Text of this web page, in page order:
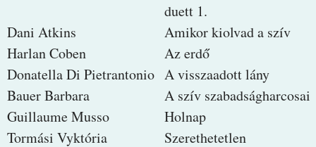
duett 1.
Dani Atkins
Amikor kiolvad a szív
Harlan Coben
Az erdő
Donatella Di Pietrantonio A visszaadott lány
Bauer Barbara
A szív szabadságharcosai
Guillaume Musso
Holnap
Tormási Vyktória
Szerethetetlen